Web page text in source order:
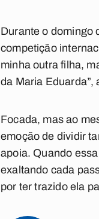
Durante o domingo
competição
minha outra filha,
da Maria Eduarda”,
Focada, mas ao
emoção de dividir
apoia. Quando
exaltando cada
por ter trazido ela